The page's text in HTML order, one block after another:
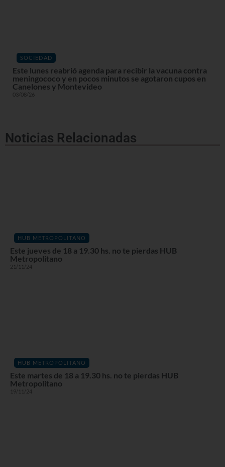
SOCIEDAD
Este lunes reabrió agenda para recibir la vacuna contra
meningococo y en pocos minutos se agotaron cupos en
Canelones y Montevideo
03/08/26
Noticias Relacionadas
HUB METROPOLITANO
Este jueves de 18 a 19.30 hs. no te pierdas HUB
Metropolitano
21/11/24
HUB METROPOLITANO
Este martes de 18 a 19.30 hs. no te pierdas HUB
Metropolitano
19/11/24